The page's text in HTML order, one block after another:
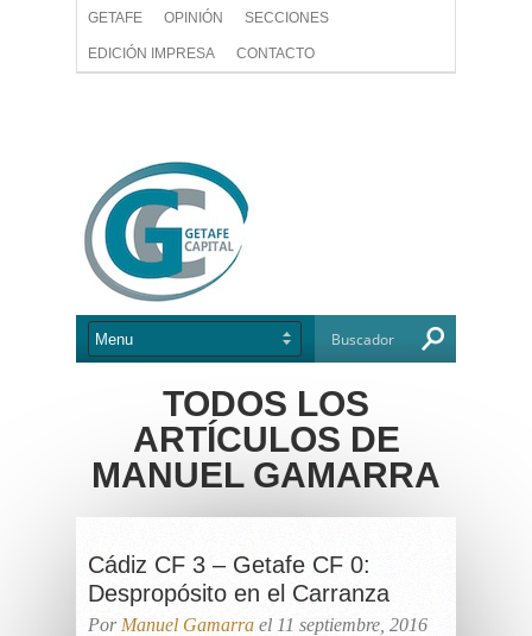
GETAFE OPINIÓN SECCIONES
EDICIÓN IMPRESA CONTACTO
TODOS LOS
ARTÍCULOS DE
MANUEL GAMARRA
Cádiz CF 3 – Getafe CF 0:
Despropósito en el Carranza
Por Manuel Gamarra el 11 septiembre, 2016